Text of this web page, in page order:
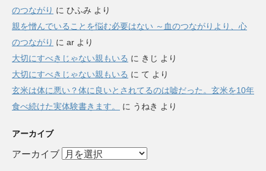
のつながり に ひふみ より
親を憎んでいることを悩む必要はない ～血のつながりより、心
のつながり に ar より
大切にすべきじゃない親もいる に きじ より
大切にすべきじゃない親もいる に て より
玄米は体に悪い？体に良いとされてるのは嘘だった。玄米を10年
食べ続けた実体験書きます。
に うねき より
アーカイブ
アーカイブ